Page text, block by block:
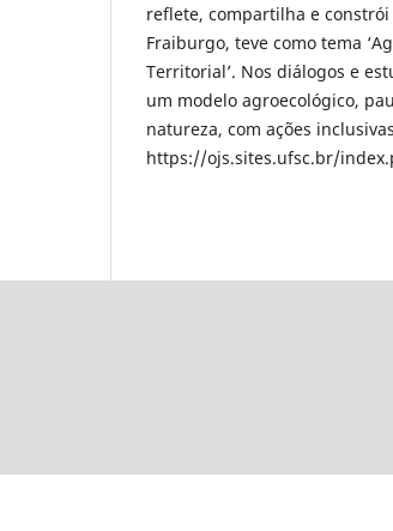
reflete, compartilha e constrói
Fraiburgo, teve como tema
Territorial’. Nos diálogos e
um modelo agroecológico,
natureza, com ações
https://ojs.sites.ufsc.br/